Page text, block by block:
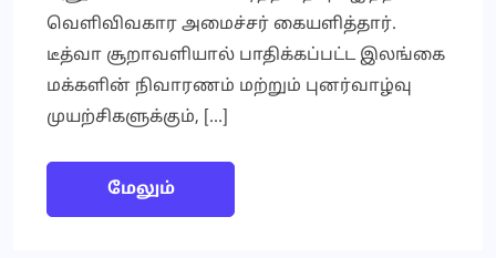
வெளிவிவகார அமைச்சர் கையளித்தார்.
டீத்வா சூறாவளியால் பாதிக்கப்பட்ட இலங்கை
மக்களின் நிவாரணம் மற்றும் புனர்வாழ்வு
முயற்சிகளுக்கும், […]
மேலும்